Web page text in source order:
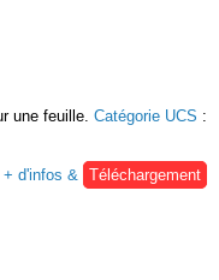
une feuille. Catégorie UCS :
+ d'infos &
Téléchargement